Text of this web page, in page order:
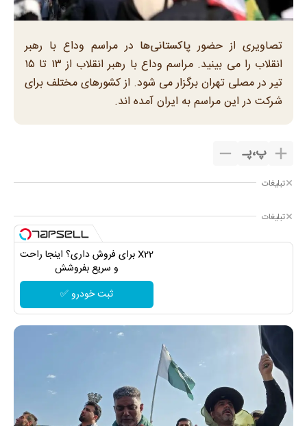
تصاویری از حضور پاکستانی‌ها در مراسم وداع با رهبر
انقلاب را می بینید. مراسم وداع با رهبر انقلاب از ۱۳ تا ۱۵
تیر در مصلی تهران برگزار می شود. از کشورهای مختلف برای
شرکت در این مراسم به ایران آمده اند.
پ،پـ
تبلیغات
تبلیغات
X22 برای فروش داری؟ اینجا راحت
و سریع بفروشش
ثبت خودرو ✅